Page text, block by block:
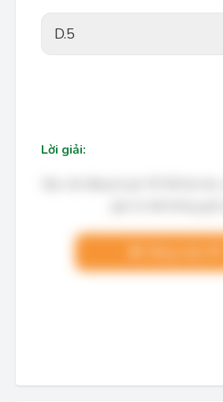
D.5
Lời giải: